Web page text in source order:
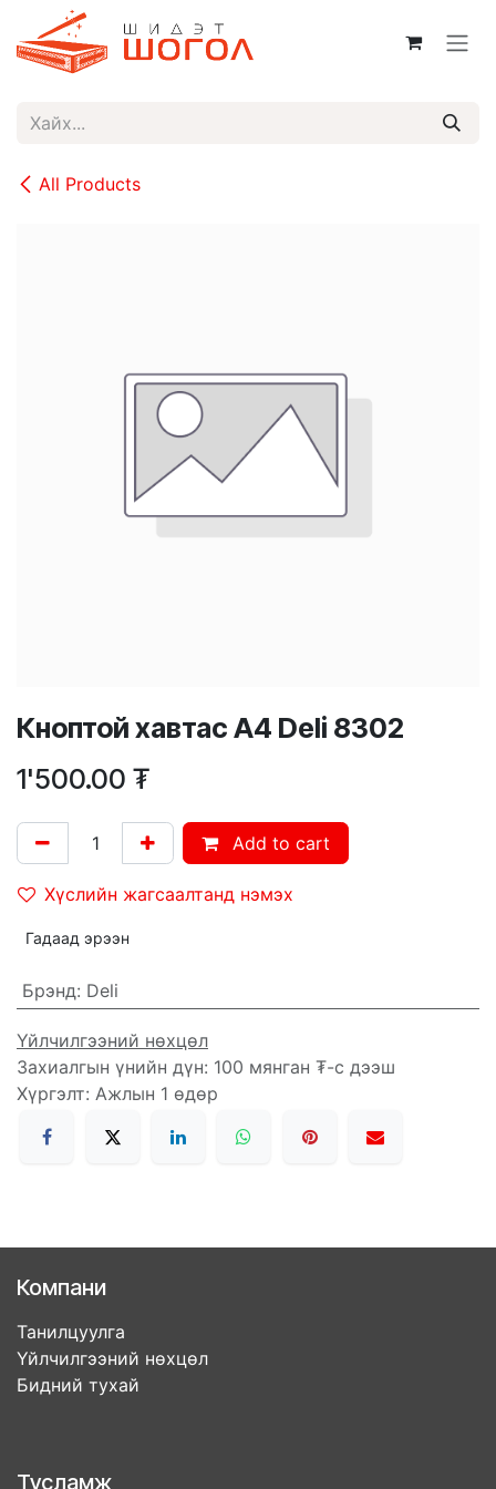
Skip to Content
All Products
Кноптой хавтас А4 Deli 8302
1'500.00 ₮
Add to cart
Хүслийн жагсаалтанд нэмэх
Гадаад эрээн
Брэнд: Deli
Үйлчилгээний нөхцөл
Захиалгын үнийн дүн: 100 мянган ₮-с дээш
Хүргэлт: Ажлын 1 өдөр
Компани
Танилцуулга
Үйлчилгээний нөхцөл
Бидний тухай
Тусламж